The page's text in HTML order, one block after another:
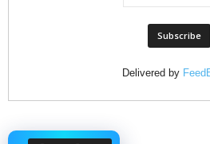
Delivered by